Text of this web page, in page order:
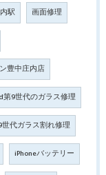
駅 画面修理
豊中庄内店
第9世代のガラス修理
世代ガラス割れ修理
iPhoneバッテリー